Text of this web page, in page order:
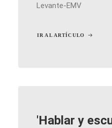
Levante-EMV
IR AL ARTÍCULO
'Hablar y